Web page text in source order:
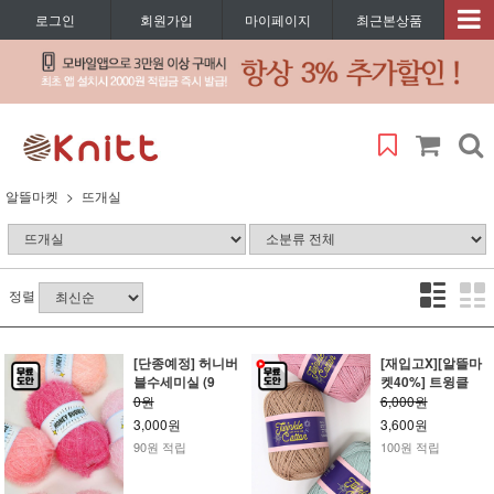
로그인 회원가입 마이페이지 최근본상품
알뜰마켓 뜨개실
정렬
[단종예정] 허니버
블수세미실 (9
0원
3,000원
90원 적립
[재입고X][알뜰마
켓40%] 트윙클
6,000원
3,600원
100원 적립